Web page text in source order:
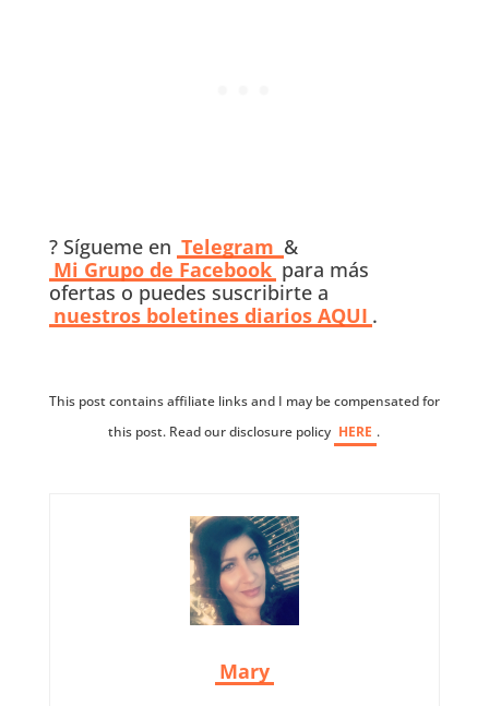
? Sígueme en Telegram &
Mi Grupo de Facebook para más
ofertas o puedes suscribirte a
nuestros boletines diarios AQUI .
This post contains affiliate links and I may be compensated for
this post. Read our disclosure policy HERE .
Mary